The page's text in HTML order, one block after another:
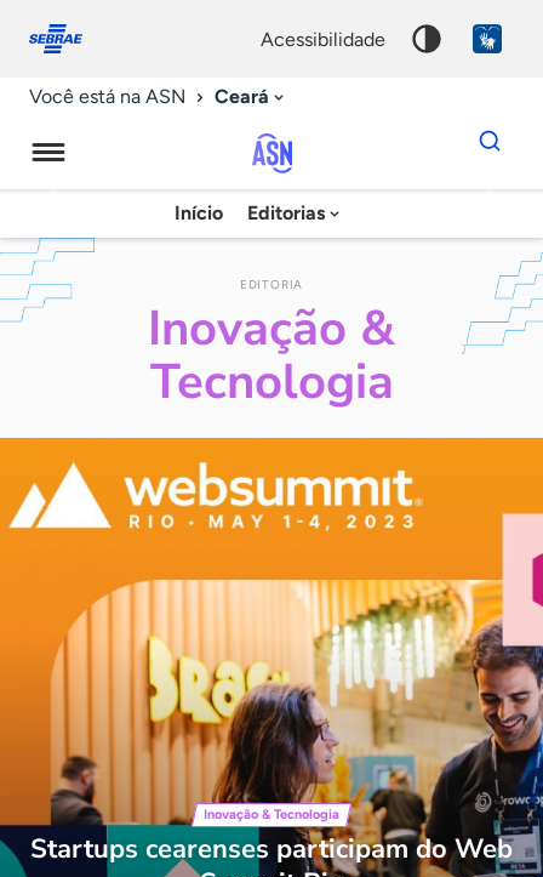
conosco
acessibilidade
Você está na ASN Ceará
Agência
Sebrae
de
Notícias
Início Editorias
Dados
para
chave
EDITORIA
Inovação &
Tecnologia
Inovação & Tecnologia
Startups cearenses participam do Web